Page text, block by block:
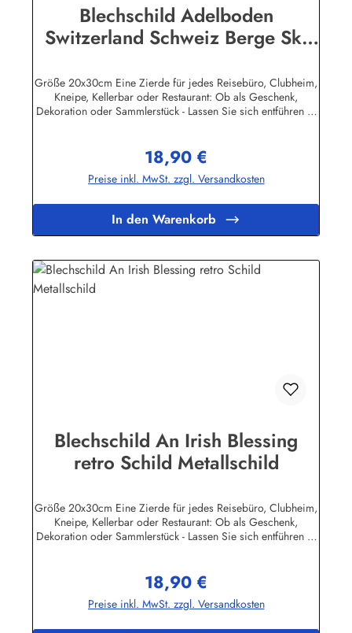
Blechschild Adelboden
Switzerland Schweiz Berge Ski
Größe 20x30cm Eine Zierde für jedes Reisebüro, Clubheim,
Kneipe, Kellerbar oder Restaurant: Ob als Geschenk,
Dekoration oder Sammlerstück - Lassen Sie sich entführen in
Sie sich und Ihren Freunden eine dekorative Erinnerung an
die gute alte Zeit! Unsere Blechschilder sind in Super-Qualität
aus hochwertigem Metall (Stahlblech) gefertigt. Die
Lebensdauer ist damit garantiert. Wir verkaufen nur original
lizensierte Werbeschilder. Nicht jeder Hersteller oder
Veranstalter hat seine Metallschilder zum öffentlichen Verkauf
Industrie BPPM GmbHPorschestr. 921423 Winsen
(Luhe)info@heartofireland.eu
Regulärer Preis:
18,90 €
Preise inkl. MwSt. zzgl. Versandkosten
In den Warenkorb
Blechschild An Irish Blessing
retro Schild Metallschild
Größe 20x30cm Eine Zierde für jedes Reisebüro, Clubheim,
Kneipe, Kellerbar oder Restaurant: Ob als Geschenk,
Dekoration oder Sammlerstück - Lassen Sie sich entführen in
Sie sich und Ihren Freunden eine dekorative Erinnerung an
die gute alte Zeit! Unsere Blechschilder sind in Super-Qualität
aus hochwertigem Metall (Stahlblech) gefertigt. Die
Regulärer Preis:
18,90 €
Preise inkl. MwSt. zzgl. Versandkosten